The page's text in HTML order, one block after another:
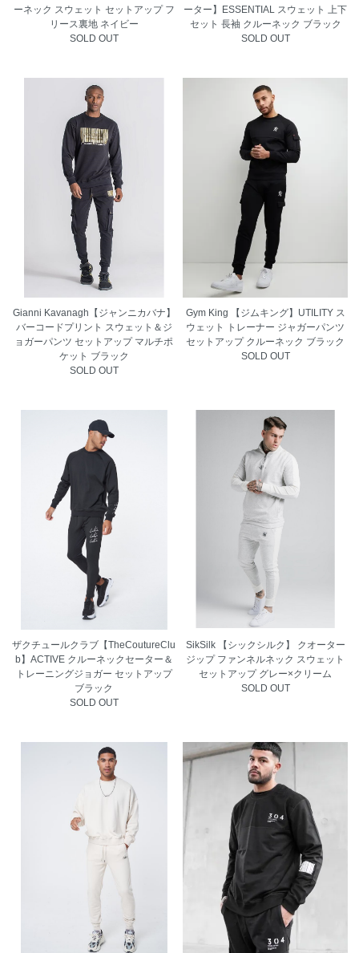
ーネック スウェット セットアップ フ
リース裏地 ネイビー
SOLD OUT
ーター】ESSENTIAL スウェット 上下
セット 長袖 クルーネック ブラック
SOLD OUT
Gianni Kavanagh【ジャンニカバナ】
バーコードプリント スウェット＆ジ
ョガーパンツ セットアップ マルチポ
ケット ブラック
SOLD OUT
Gym King 【ジムキング】UTILITY ス
ウェット トレーナー ジャガーパンツ
セットアップ クルーネック ブラック
SOLD OUT
ザクチュールクラブ【TheCoutureClu
b】ACTIVE クルーネックセーター＆
トレーニングジョガー セットアップ
ブラック
SOLD OUT
SikSilk 【シックシルク】 クオーター
ジップ ファンネルネック スウェット
セットアップ グレー×クリーム
SOLD OUT